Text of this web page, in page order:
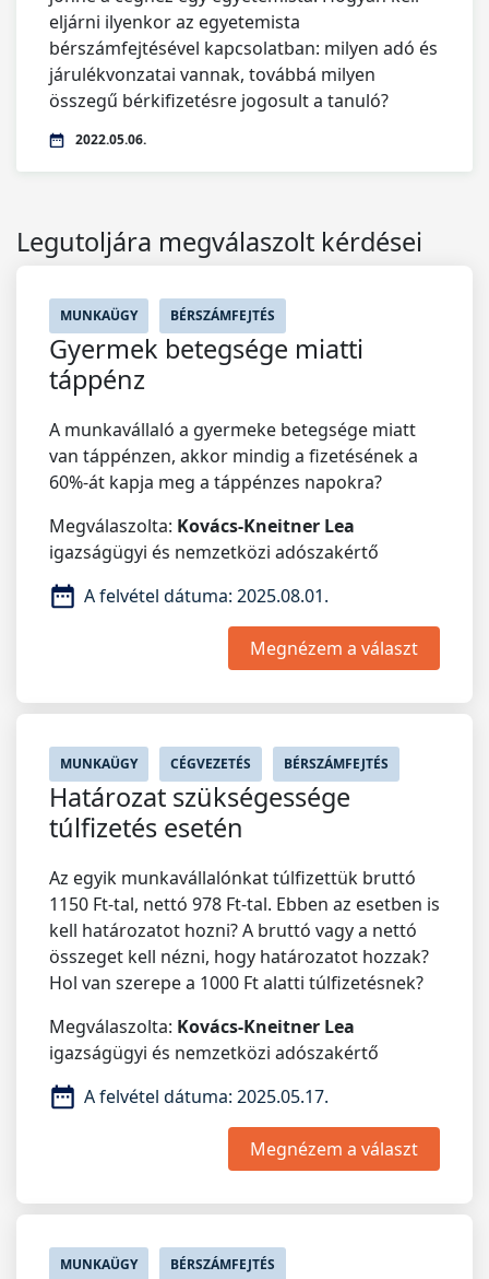
eljárni ilyenkor az egyetemista
bérszámfejtésével kapcsolatban: milyen adó és
járulékvonzatai vannak, továbbá milyen
összegű bérkifizetésre jogosult a tanuló?
2022.05.06.
Legutoljára megválaszolt kérdései
MUNKAÜGY BÉRSZÁMFEJTÉS
Gyermek betegsége miatti
táppénz
A munkavállaló a gyermeke betegsége miatt
van táppénzen, akkor mindig a fizetésének a
60%-át kapja meg a táppénzes napokra?
Megválaszolta: Kovács-Kneitner Lea
igazságügyi és nemzetközi adószakértő
A felvétel dátuma: 2025.08.01.
Megnézem a választ
MUNKAÜGY CÉGVEZETÉS BÉRSZÁMFEJTÉS
Határozat szükségessége
túlfizetés esetén
Az egyik munkavállalónkat túlfizettük bruttó
1150 Ft-tal, nettó 978 Ft-tal. Ebben az esetben is
kell határozatot hozni? A bruttó vagy a nettó
összeget kell nézni, hogy határozatot hozzak?
Hol van szerepe a 1000 Ft alatti túlfizetésnek?
Megválaszolta: Kovács-Kneitner Lea
igazságügyi és nemzetközi adószakértő
A felvétel dátuma: 2025.05.17.
Megnézem a választ
MUNKAÜGY BÉRSZÁMFEJTÉS